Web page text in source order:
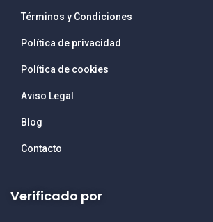
Términos y Condiciones
Política de privacidad
Política de cookies
Aviso Legal
Blog
Contacto
Verificado por